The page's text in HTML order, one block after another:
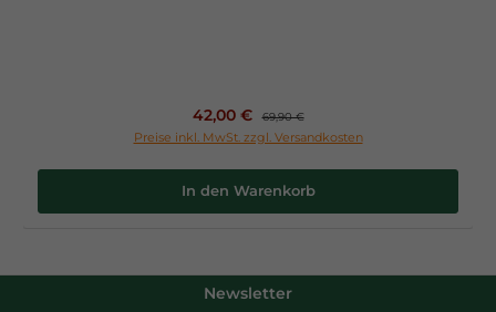
Verkaufspreis:
42,00 € Regulärer Preis:
69,90 €
Preise inkl. MwSt. zzgl. Versandkosten
In den Warenkorb
Newsletter